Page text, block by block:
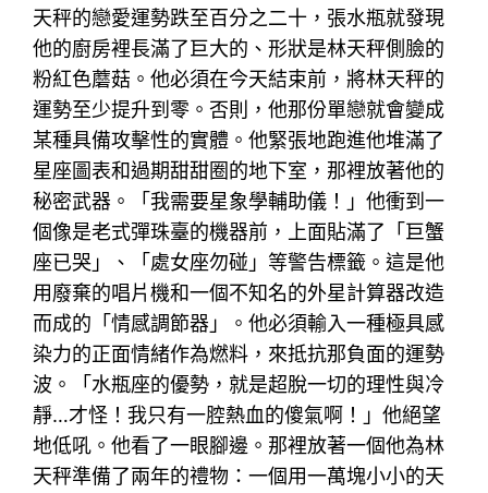
天秤的戀愛運勢跌至百分之二十，張水瓶就發現
他的廚房裡長滿了巨大的、形狀是林天秤側臉的
粉紅色蘑菇。他必須在今天結束前，將林天秤的
運勢至少提升到零。否則，他那份單戀就會變成
某種具備攻擊性的實體。他緊張地跑進他堆滿了
星座圖表和過期甜甜圈的地下室，那裡放著他的
秘密武器。「我需要星象學輔助儀！」他衝到一
個像是老式彈珠臺的機器前，上面貼滿了「巨蟹
座已哭」、「處女座勿碰」等警告標籤。這是他
用廢棄的唱片機和一個不知名的外星計算器改造
而成的「情感調節器」。他必須輸入一種極具感
染力的正面情緒作為燃料，來抵抗那負面的運勢
波。「水瓶座的優勢，就是超脫一切的理性與冷
靜…才怪！我只有一腔熱血的傻氣啊！」他絕望
地低吼。他看了一眼腳邊。那裡放著一個他為林
天秤準備了兩年的禮物：一個用一萬塊小小的天